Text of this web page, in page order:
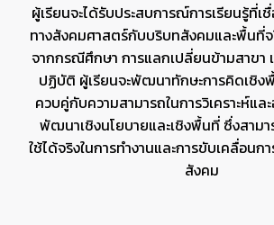
ผู้เรียนจะได้รับประสบการณ์การเรียนรู้ที่เ
ทางสังคมศาสตร์กับบริบทสังคมและพื้นที่จ
จากกรณีศึกษา การแลกเปลี่ยนข้ามสาขา
ปฏิบัติ ผู้เรียนจะพัฒนาทักษะการคิดเชิง
ควบคู่กับความสามารถในการวิเคราะห์แ
พัฒนาเชิงนโยบายและเชิงพื้นที่ ซึ่งสาม
ใช้ได้จริงในการทำงานและการขับเคลื่อนก
สังคม